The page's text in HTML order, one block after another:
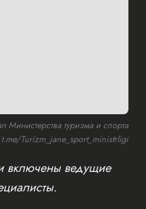
туризма и спорта
t.me/Turizm_jane_sport_ministrligi
включены ведущие